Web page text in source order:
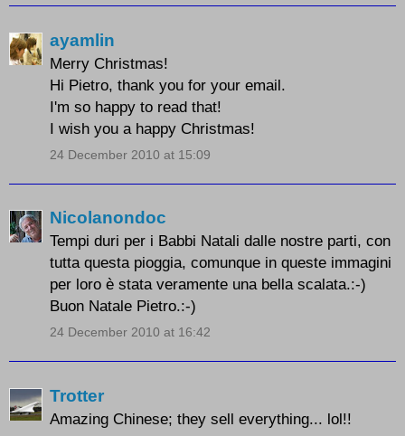
ayamlin
Merry Christmas!
Hi Pietro, thank you for your email.
I'm so happy to read that!
I wish you a happy Christmas!
24 December 2010 at 15:09
Nicolanondoc
Tempi duri per i Babbi Natali dalle nostre parti, con
tutta questa pioggia, comunque in queste immagini
per loro è stata veramente una bella scalata.:-)
Buon Natale Pietro.:-)
24 December 2010 at 16:42
Trotter
Amazing Chinese; they sell everything... lol!!